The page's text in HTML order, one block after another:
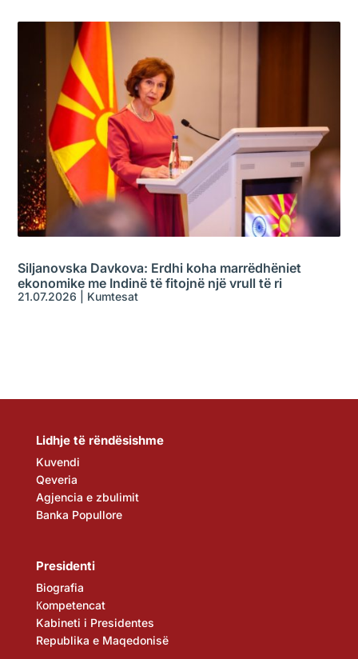
Siljanovska Davkova: Erdhi koha marrëdhëniet
ekonomike me Indinë të fitojnë një vrull të ri
21.07.2026 Kumtesat
Lidhje të rëndësishme
Kuvendi
Qeveria
Agjencia e zbulimit
Banka Popullore
Presidenti
Biografia
Кompetencat
Kabineti i Presidentes
Republika e Maqedonisë